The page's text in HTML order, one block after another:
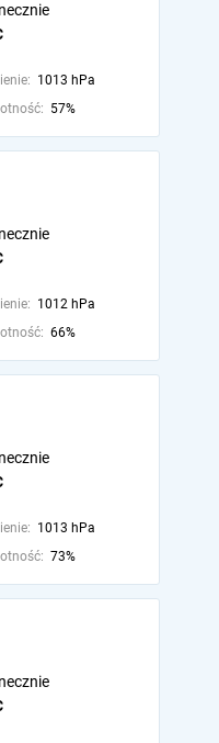
1013 hPa
57%
1012 hPa
66%
1013 hPa
73%